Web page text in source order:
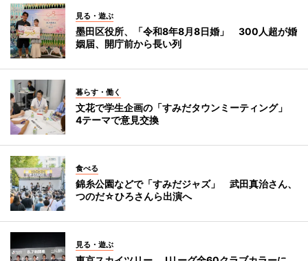
見る・遊ぶ
墨田区役所、「令和8年8月8日婚」 300人超が婚
姻届、開庁前から長い列
暮らす・働く
文花で学生企画の「すみだタウンミーティング」
4テーマで意見交換
食べる
錦糸公園などで「すみだジャズ」 武田真治さん、
つのだ☆ひろさんら出演へ
見る・遊ぶ